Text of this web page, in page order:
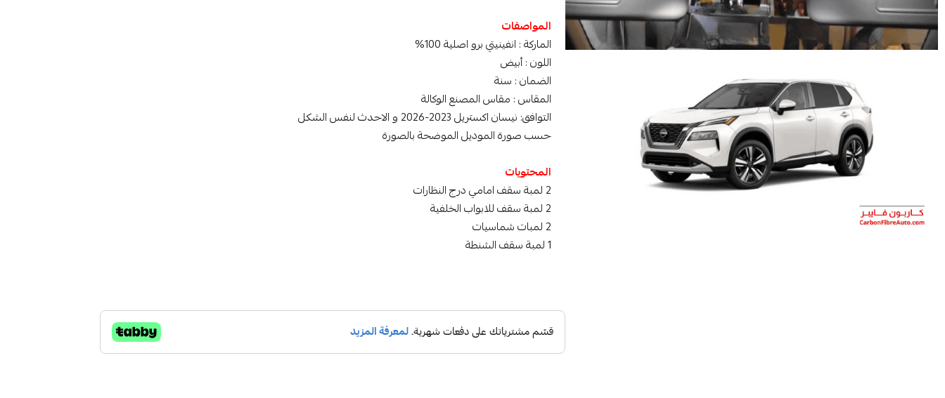
المواصفات
الماركة : انفينيتي برو اصلية 100%
اللون : أبيض
الضمان : سنة
المقاس : مقاس المصنع الوكالة
التوافق: نيسان اكستريل 2023-2026 و الاحدث لنفس الشكل
حسب صورة الموديل الموضحة بالصورة
المحتويات
2 لمبة سقف امامي درج النظارات
2 لمبة سقف للابواب الخلفية
2 لمبات شماسيات
1 لمبة سقف الشنطة